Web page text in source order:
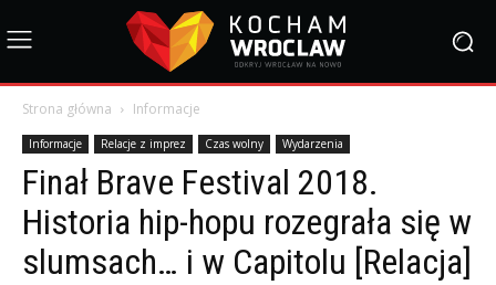
Strona główna Informacje
Informacje Relacje z imprez Czas wolny Wydarzenia
Finał Brave Festival 2018.
Historia hip-hopu rozegrała się w
slumsach… i w Capitolu [Relacja]